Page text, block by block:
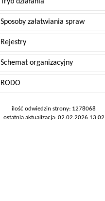
Sposoby załatwiania spraw
Rejestry
Schemat organizacyjny
RODO
ilość odwiedzin strony: 1278068
ostatnia aktualizacja: 02.02.2026 13:02